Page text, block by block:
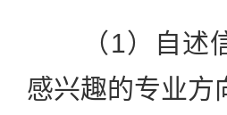
（1）自述信
感兴趣的专业方